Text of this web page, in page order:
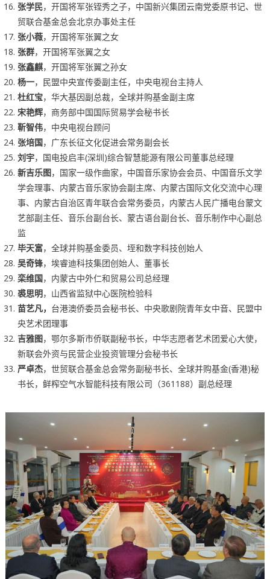
张学民，开国将军张铚秀之子，中国新兴集团云南党委原书记、世
贸联合基金总会北京办事处主任
张小薇，开国将军张翼之女
张群，开国将军张翼之女
张鑫麒，开国将军张翼之孙女
杨一，民盟中央宣传委副主任，中央电视台主持人
杜红宝，华大基因副总裁，全球并购基金副主席
宋艳辉，商务部中国国际贸易学会秘书长
靳智伟，中央电视台顾问
张培国，广东长征文化促进会常务副会长
刘宇，国电投启丰(深圳)综合智慧能源有限公司董事总经理
新吉乐图，国家一级作曲家，中国音乐家协会会员、中国音乐文学
学会理事、内蒙古音乐家协会副主席、内蒙古国际文化交流中心理
事、内蒙古自治区青年联合会常务委员，内蒙古人民广播电台蒙文
艺部副主任、音乐台副台长、蒙古语台副台长、音乐制作中心副总
监
毕天富，全球并购基金委员、垤和数字科技创始人
吴奇锋，埃睿迪科技集团创始人、董事长
栾维国，内蒙古中外仁和贸易公司总经理
裘思明，山西省监狱中心医院检验科
苗艺凡， 台港澳侨委员会秘书长、中央歌剧院青年女中音、民盟中
央艺术团理事
吉雅图，鄂尔多斯市侨联副秘书长，中华志愿者艺术团爱心大使，
新联会外资与民营企业投资管理分会秘书长
严卓杰，世贸联合基金总会常务副秘书长、全球并购基金(香港)秘
书长，鲜榨空气水智能科技有限公司（361188）副总经理